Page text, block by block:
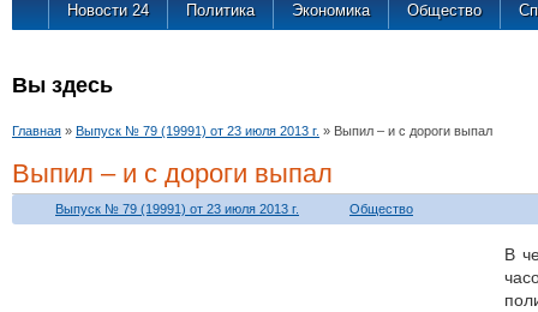
Новости 24 Политика Экономика Общество
Вы здесь
Главная » Выпуск № 79 (19991) от 23 июля 2013 г. » Выпил – и с дороги выпал
Выпил – и с дороги выпал
Выпуск № 79 (19991) от 23 июля 2013 г. Общество
В